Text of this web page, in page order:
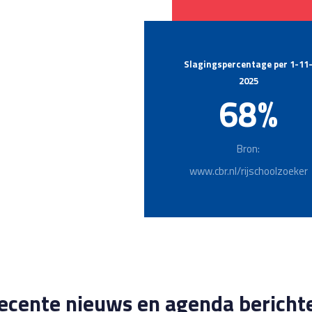
Slagingspercentage per 1-
2025
68%
Bron:
www.cbr.nl/rijschoolzoeker
nieuws en agenda